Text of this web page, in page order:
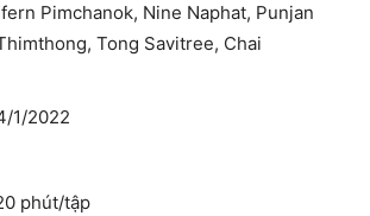
Pimchanok, Nine Naphat, Punjan
Tong Savitree, Chai
1/2022
phút/tập